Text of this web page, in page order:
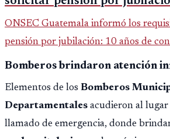
ONSEC Guatemala informó los
pensión por jubilación: 10 años de
Montepío y 50 años de edad, o 20
Bomberos brindaron atención
Elementos de los Bomberos
Departamentales acudieron al
llamado de emergencia, donde